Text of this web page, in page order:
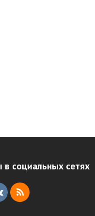
социальных сетях
V
R